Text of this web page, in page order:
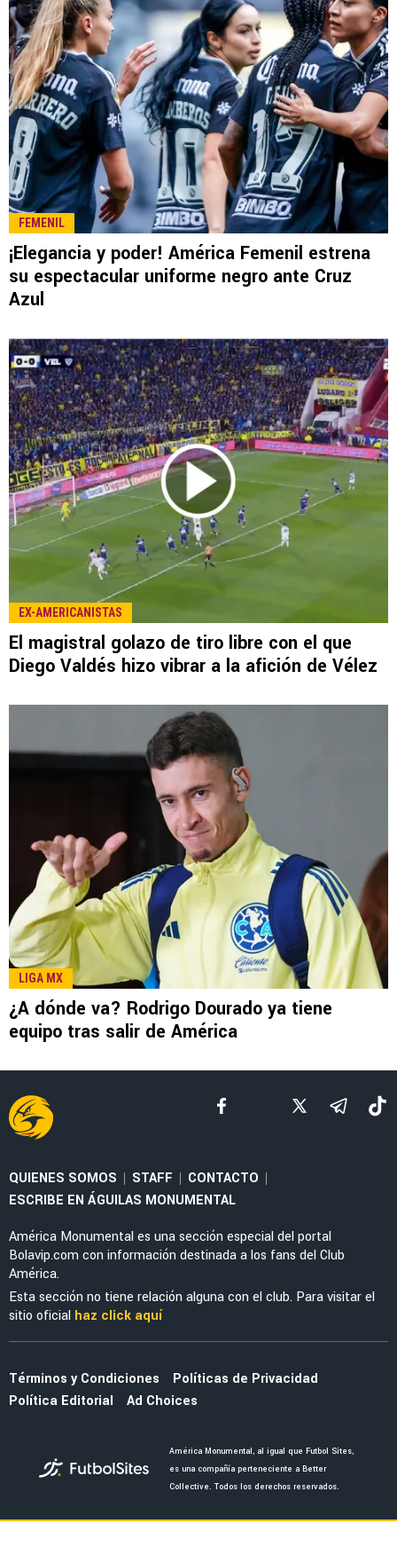
LEE TAMBIÉN
FEMENIL
Priscila da Silva firma doblete con América
Femenil y reacciona al Estadio Banorte